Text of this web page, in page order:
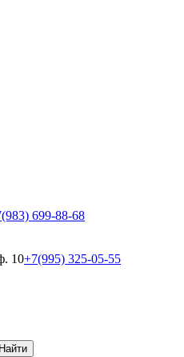
699-88-68
10+7(995) 325-05-55
Найти